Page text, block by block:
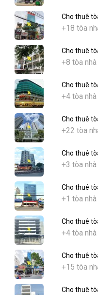
Cho thuê
+18 tòa
Cho thuê
+8 tòa nhà
Cho thuê
+4 tòa nhà
Cho thuê
+22 tòa
Cho thuê
+3 tòa nhà
Cho thuê
+1 tòa nhà
Cho thuê
+4 tòa nhà
Cho thuê
+15 tòa
Cho thuê